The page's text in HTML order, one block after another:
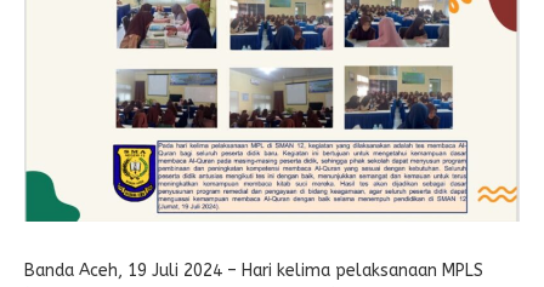
Absensi Guru
Banda Aceh, 19 Juli 2024 – Hari kelima pelaksanaan MPLS